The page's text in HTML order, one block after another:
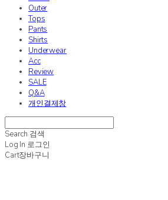
Outer
Tops
Pants
Shirts
Underwear
Acc
Review
SALE
Q&A
개인결제창
Search 검색
Log In 로그인
Cart장바구니